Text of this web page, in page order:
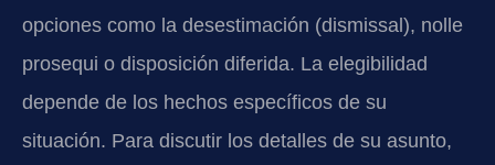
opciones como la desestimación (dismissal), nolle
prosequi o disposición diferida. La elegibilidad
depende de los hechos específicos de su
situación. Para discutir los detalles de su asunto,